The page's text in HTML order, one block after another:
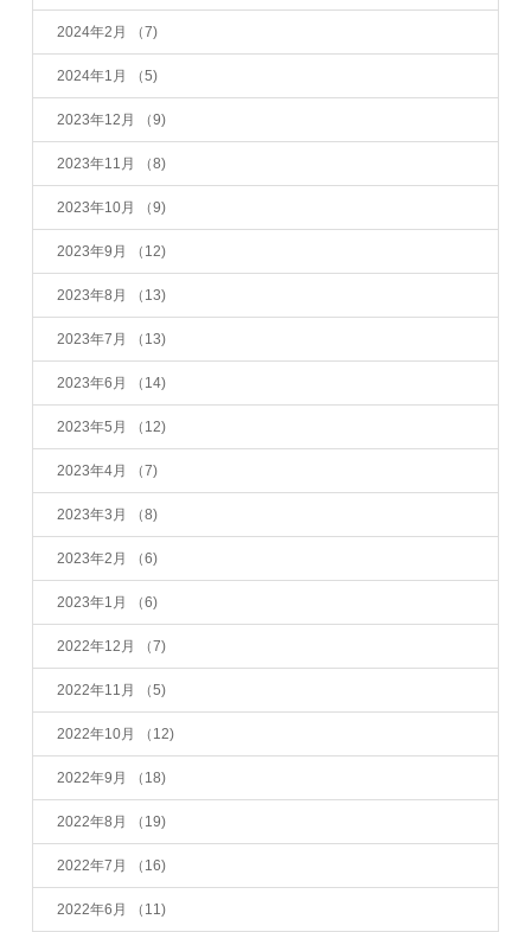
2024年2月 （7)
2024年1月 （5)
2023年12月 （9)
2023年11月 （8)
2023年10月 （9)
2023年9月 （12)
2023年8月 （13)
2023年7月 （13)
2023年6月 （14)
2023年5月 （12)
2023年4月 （7)
2023年3月 （8)
2023年2月 （6)
2023年1月 （6)
2022年12月 （7)
2022年11月 （5)
2022年10月 （12)
2022年9月 （18)
2022年8月 （19)
2022年7月 （16)
2022年6月 （11)